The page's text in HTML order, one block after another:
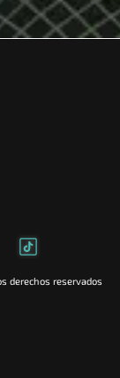
derechos reservados